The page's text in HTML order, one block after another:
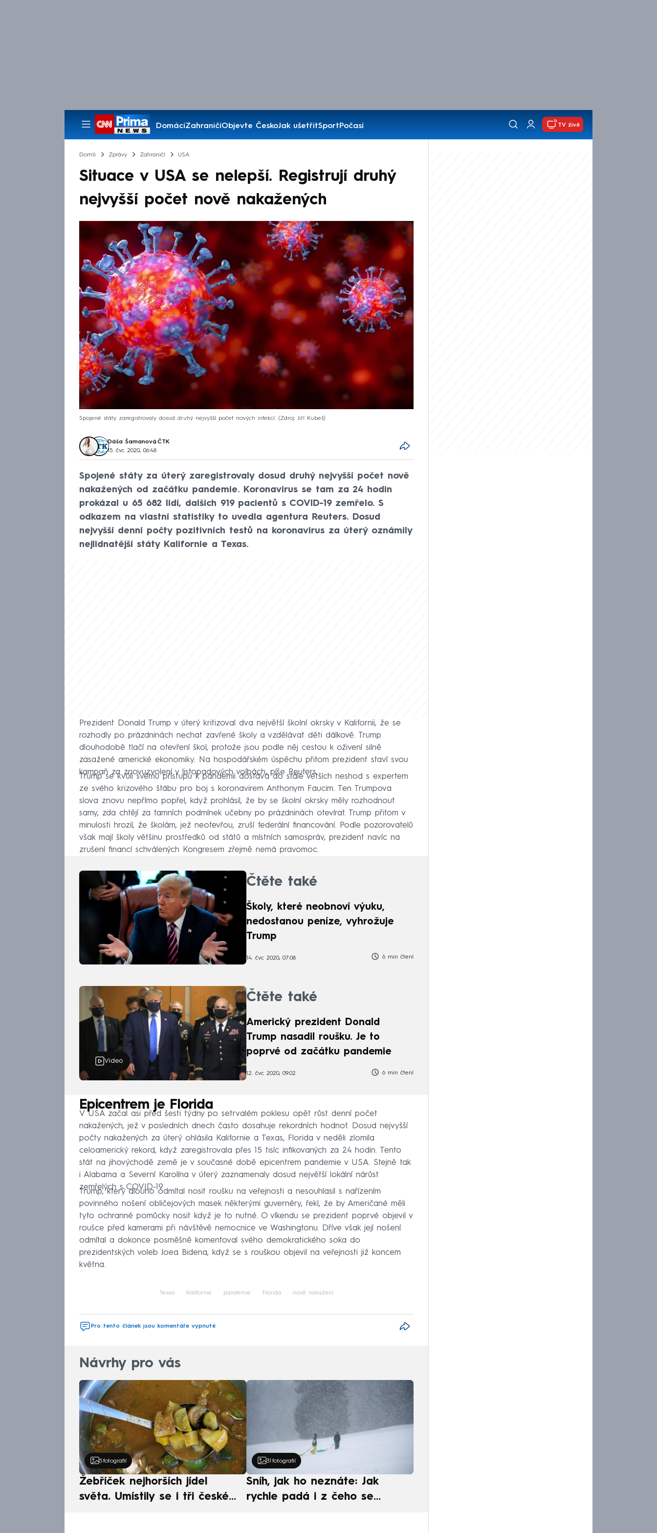
DomácíZahraničíObjevte ČeskoJak ušetřitSportPočasí
Pořady
TV živě
Domů Zprávy Zahraničí USA
Situace v USA se nelepší. Registrují druhý
nejvyšší počet nově nakažených
Spojené státy zaregistrovaly dosud druhý nejvyšší počet nových infekcí. Zdroj: Jiří Kubeš
Dáša Šamanová, ČTK
15. čvc 2020, 06:48
Spojené státy za úterý zaregistrovaly dosud druhý nejvyšší počet nově
nakažených od začátku pandemie. Koronavirus se tam za 24 hodin
prokázal u 65 682 lidí, dalších 919 pacientů s COVID-19 zemřelo. S
odkazem na vlastní statistiky to uvedla agentura Reuters. Dosud
nejvyšší denní počty pozitivních testů na koronavirus za úterý oznámily
nejlidnatější státy Kalifornie a Texas.
Prezident Donald Trump v úterý kritizoval dva největší školní okrsky v Kalifornii, že se
rozhodly po prázdninách nechat zavřené školy a vzdělávat děti dálkově. Trump
dlouhodobě tlačí na otevření škol, protože jsou podle něj cestou k oživení silně
zasažené americké ekonomiky. Na hospodářském úspěchu přitom prezident staví svou
kampaň za znovuzvolení v listopadových volbách, píše Reuters.
Trump se kvůli svému přístupu k pandemii dostává do stále větších neshod s expertem
ze svého krizového štábu pro boj s koronavirem Anthonym Faucim. Ten Trumpova
slova znovu nepřímo popřel, když prohlásil, že by se školní okrsky měly rozhodnout
samy, zda chtějí za tamních podmínek učebny po prázdninách otevírat. Trump přitom v
minulosti hrozil, že školám, jež neotevřou, zruší federální financování. Podle pozorovatelů
však mají školy většinu prostředků od států a místních samospráv, prezident navíc na
zrušení financí schválených Kongresem zřejmě nemá pravomoc.
Čtěte také
Školy, které neobnoví výuku,
nedostanou peníze, vyhrožuje
Trump
14. čvc 2020, 07:08 6 min čtení
Video
Čtěte také
Americký prezident Donald
Trump nasadil roušku. Je to
poprvé od začátku pandemie
12. čvc 2020, 09:02 6 min čtení
Epicentrem je Florida
V USA začal asi před šesti týdny po setrvalém poklesu opět růst denní počet
nakažených, jež v posledních dnech často dosahuje rekordních hodnot. Dosud nejvyšší
počty nakažených za úterý ohlásila Kalifornie a Texas, Florida v neděli zlomila
celoamerický rekord, když zaregistrovala přes 15 tisíc infikovaných za 24 hodin. Tento
stát na jihovýchodě země je v současné době epicentrem pandemie v USA. Stejně tak
i Alabama a Severní Karolína v úterý zaznamenaly dosud největší lokální nárůst
zemřelých s COVID-19.
Trump, který dlouho odmítal nosit roušku na veřejnosti a nesouhlasil s nařízením
povinného nošení obličejových masek některými guvernéry, řekl, že by Američané měli
tyto ochranné pomůcky nosit když je to nutné. O víkendu se prezident poprvé objevil v
roušce před kamerami při návštěvě nemocnice ve Washingtonu. Dříve však její nošení
odmítal a dokonce posměšně komentoval svého demokratického soka do
prezidentských voleb Joea Bidena, když se s rouškou objevil na veřejnosti již koncem
května.
Texas Kalifornie pandemie Florida nově nakažení
Pro tento článek jsou komentáře vypnuté
Návrhy pro vás
5 fotografií
Žebříček nejhorších jídel
světa. Umístily se i tři české
31 fotografií
Sníh, jak ho neznáte: Jak
rychle padá i z čeho se